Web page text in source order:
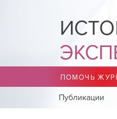
ПОМОЧЬ
Публикации